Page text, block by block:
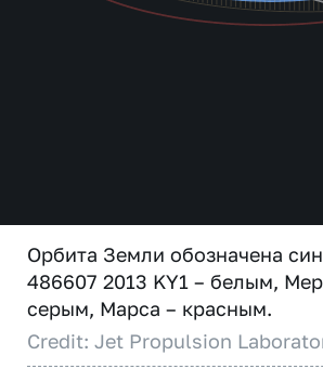
Орбита Земли обозначена
486607 2013 KY1 – белым,
серым, Марса – красным.
Credit: Jet Propulsion